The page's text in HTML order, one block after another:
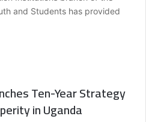
and Students has provided
Ten-Year Strategy
in Uganda